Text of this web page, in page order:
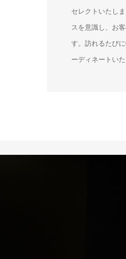
セレクトいたし
スを意識し、お
す。訪れるたび
ーディネートいた